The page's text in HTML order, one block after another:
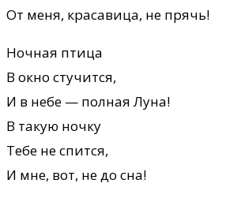
От меня, красавица, не прячь!
Ночная птица
В окно стучится,
И в небе — полная Луна!
В такую ночку
Тебе не спится,
И мне, вот, не до сна!